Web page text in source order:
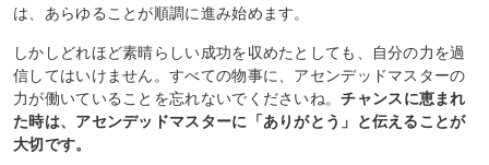
は、あらゆることが順調に進み始めます。
しかしどれほど素晴らしい成功を収めたとしても、自分の力を過
信してはいけません。すべての物事に、アセンデッドマスターの
力が働いていることを忘れないでくださいね。チャンスに恵まれ
た時は、アセンデッドマスターに「ありがとう」と伝えることが
大切です。